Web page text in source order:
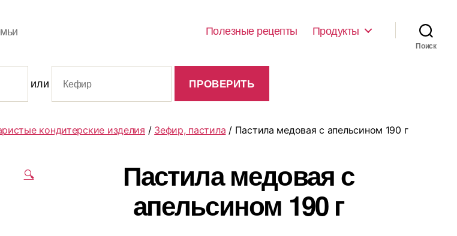
Полезные рецепты Продукты
Поиск
или
кондитерские изделия / Зефир, пастила / Пастила медовая с апельсином 190 г
🔍 Пастила медовая с
апельсином 190 г